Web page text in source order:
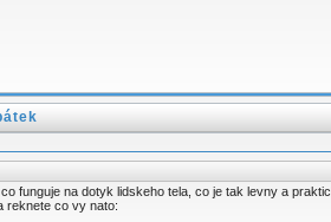
funguje na dotyk lidskeho tela, co je tak levny a
reknete co vy nato: